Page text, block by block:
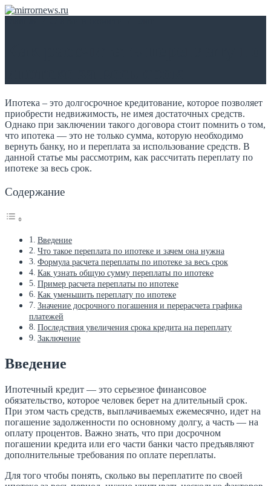
Ипотека – это долгосрочное кредитование, которое позволяет
приобрести недвижимость, не имея достаточных средств.
Однако при заключении такого договора стоит помнить о том,
что ипотека — это не только сумма, которую необходимо
вернуть банку, но и переплата за использование средств. В
данной статье мы рассмотрим, как рассчитать переплату по
ипотеке за весь срок.
Содержание
Введение
Что такое переплата по ипотеке и зачем она нужна
Формула расчета переплаты по ипотеке за весь срок
Как узнать общую сумму переплаты по ипотеке
Пример расчета переплаты по ипотеке
Как уменьшить переплату по ипотеке
Значение досрочного погашения и перерасчета графика
платежей
Последствия увеличения срока кредита на переплату
Заключение
Введение
Ипотечный кредит — это серьезное финансовое
обязательство, которое человек берет на длительный срок.
При этом часть средств, выплачиваемых ежемесячно, идет на
погашение задолженности по основному долгу, а часть — на
оплату процентов. Важно знать, что при досрочном
погашении кредита или его части банки часто предъявляют
дополнительные требования по оплате переплаты.
Для того чтобы понять, сколько вы переплатите по своей